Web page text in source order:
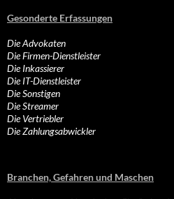
Gesonderte Erfassungen
Die Advokaten
Die Firmen-Dienstleister
Die Inkassierer
Die IT-Dienstleister
Die Sonstigen
Die Streamer
Die Vertriebler
Die Zahlungsabwickler
Branchen, Gefahren und Maschen